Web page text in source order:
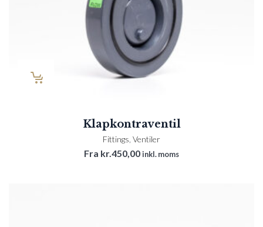
Klapkontraventil
Fittings Ventiler
Fra kr.450,00inkl. moms